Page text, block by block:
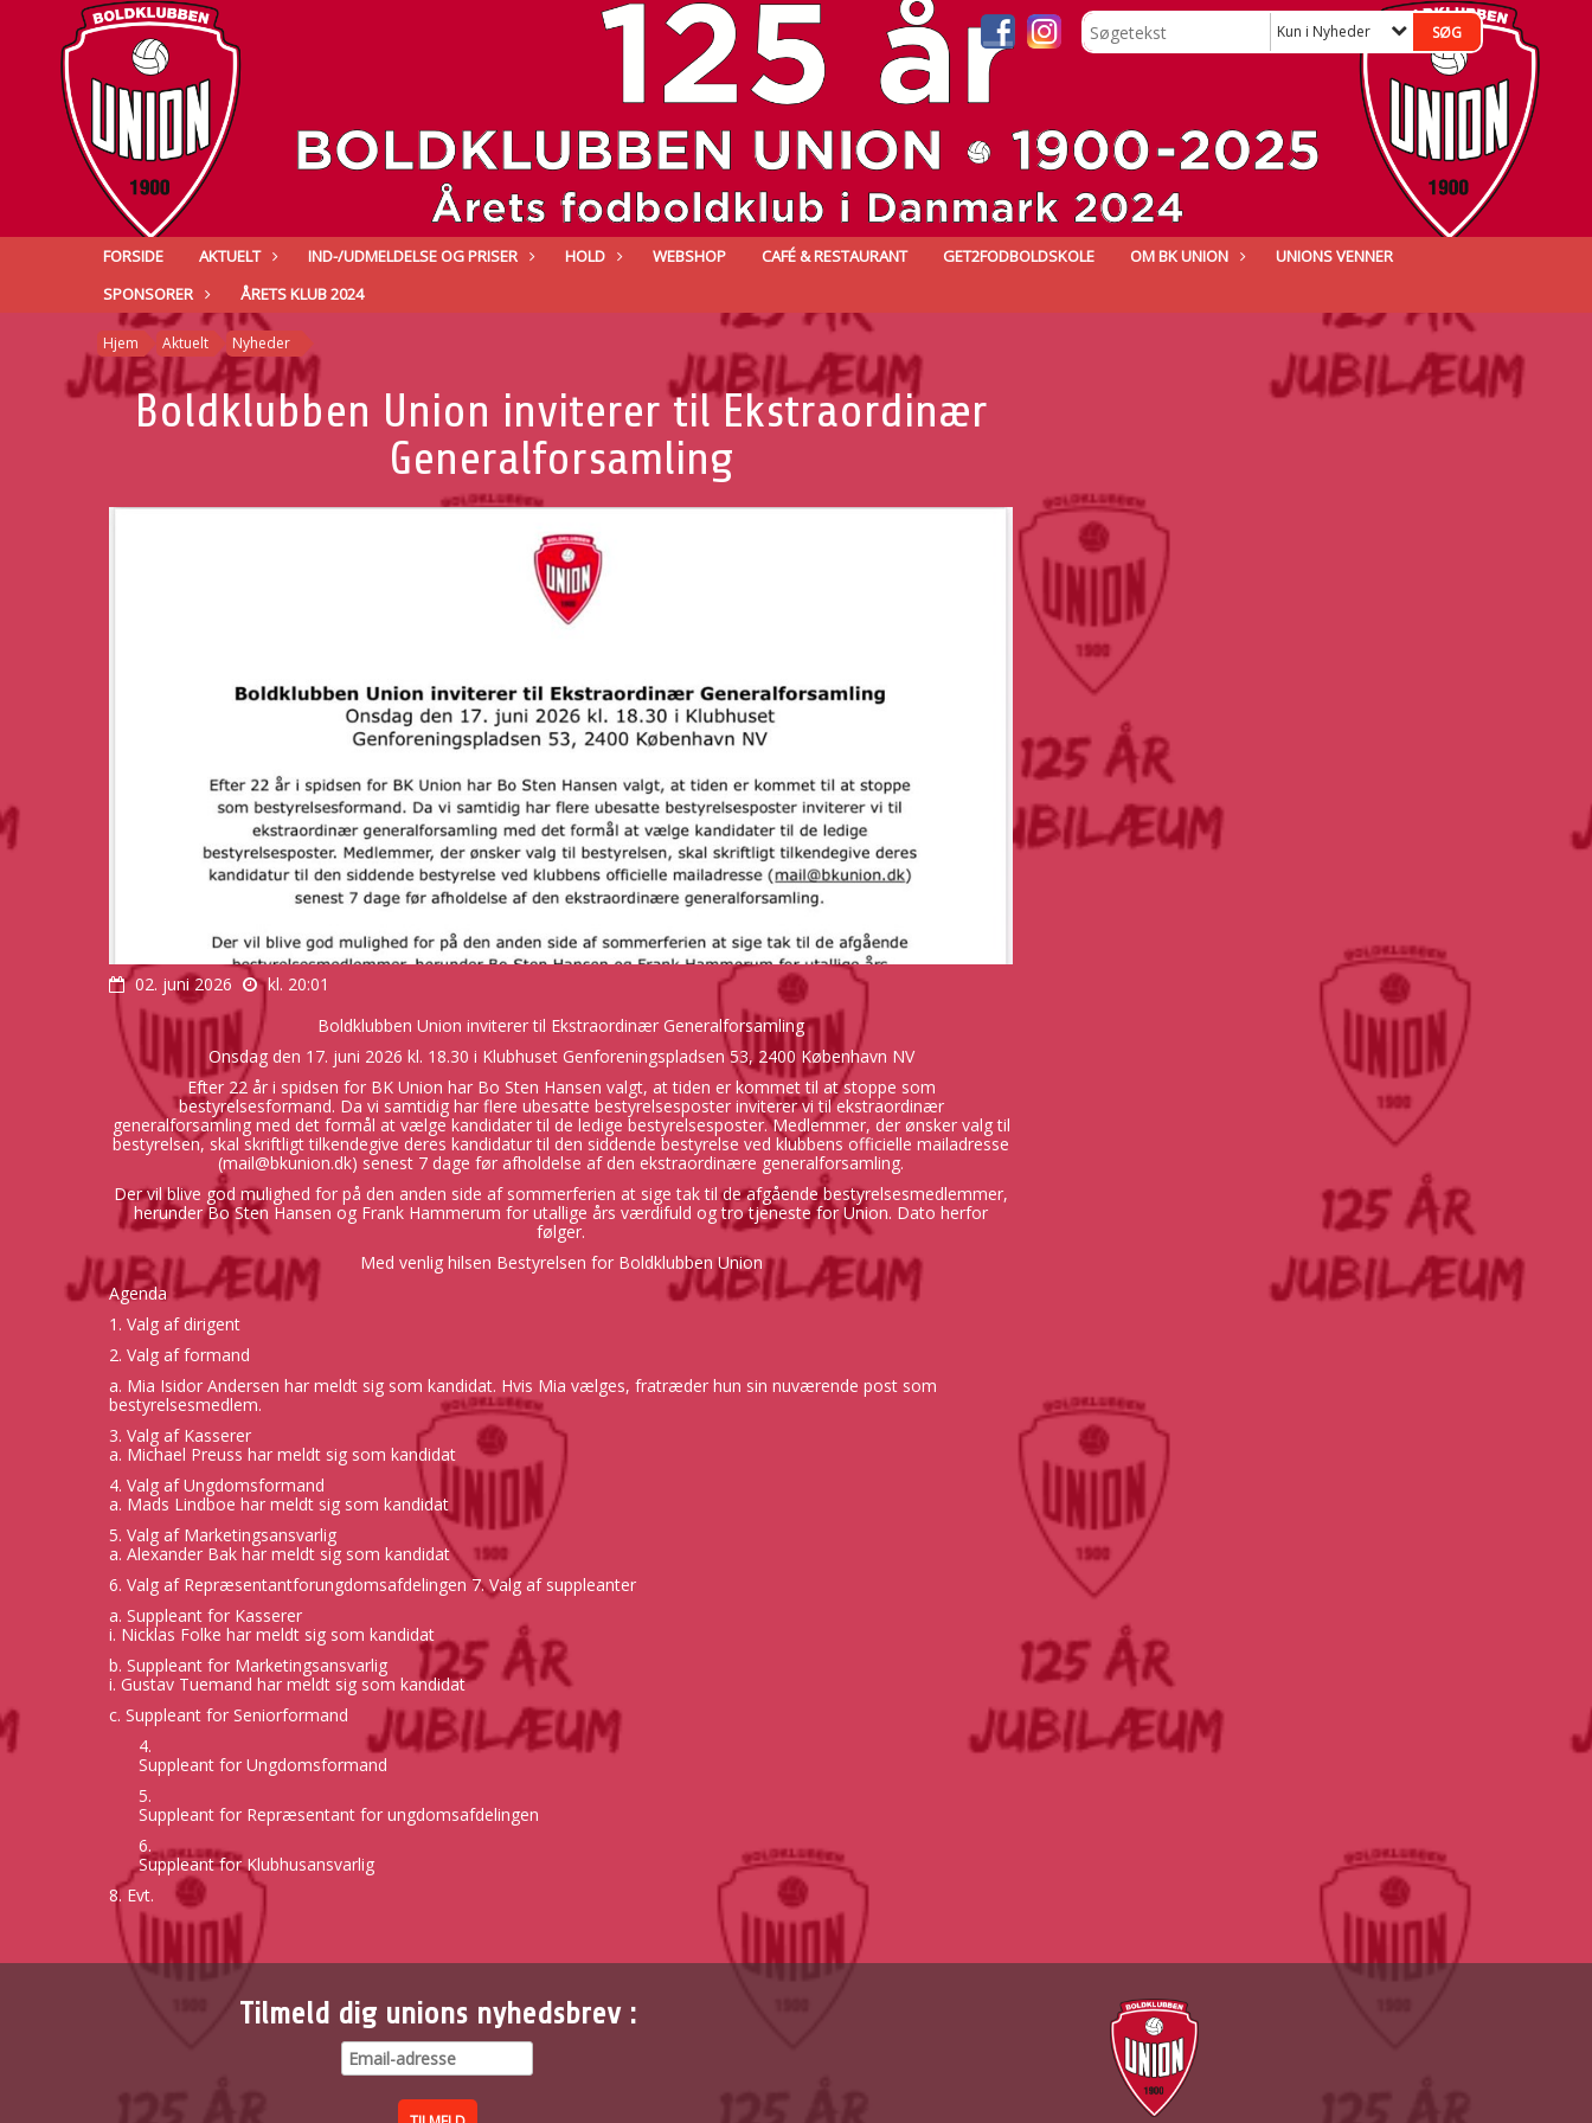
Kun i Nyheder
FORSIDE AKTUELT IND-/UDMELDELSE OG PRISER HOLD WEBSHOP CAFÉ & RESTAURANT GET2FODBOLDSKOLE OM BK UNION
UNIONS VENNER
SPONSORER
ÅRETS KLUB 2024
Hjem Aktuelt Nyheder
Boldklubben Union inviterer til Ekstraordinær
Generalforsamling
02. juni 2026
kl. 20:01
Boldklubben Union inviterer til Ekstraordinær Generalforsamling
Onsdag den 17. juni 2026 kl. 18.30 i Klubhuset Genforeningspladsen 53, 2400 København NV
Efter 22 år i spidsen for BK Union har Bo Sten Hansen valgt, at tiden er kommet til at stoppe som
bestyrelsesformand. Da vi samtidig har flere ubesatte bestyrelsesposter inviterer vi til ekstraordinær
generalforsamling med det formål at vælge kandidater til de ledige bestyrelsesposter. Medlemmer, der ønsker valg til
bestyrelsen, skal skriftligt tilkendegive deres kandidatur til den siddende bestyrelse ved klubbens officielle mailadresse
(mail@bkunion.dk) senest 7 dage før afholdelse af den ekstraordinære generalforsamling.
Der vil blive god mulighed for på den anden side af sommerferien at sige tak til de afgående bestyrelsesmedlemmer,
herunder Bo Sten Hansen og Frank Hammerum for utallige års værdifuld og tro tjeneste for Union. Dato herfor
følger.
Med venlig hilsen Bestyrelsen for Boldklubben Union
Agenda
1. Valg af dirigent
2. Valg af formand
a. Mia Isidor Andersen har meldt sig som kandidat. Hvis Mia vælges, fratræder hun sin nuværende post som
bestyrelsesmedlem.
3. Valg af Kasserer
a. Michael Preuss har meldt sig som kandidat
4. Valg af Ungdomsformand
a. Mads Lindboe har meldt sig som kandidat
5. Valg af Marketingsansvarlig
a. Alexander Bak har meldt sig som kandidat
6. Valg af Repræsentantforungdomsafdelingen 7. Valg af suppleanter
a. Suppleant for Kasserer
i. Nicklas Folke har meldt sig som kandidat
b. Suppleant for Marketingsansvarlig
i. Gustav Tuemand har meldt sig som kandidat
c. Suppleant for Seniorformand
Suppleant for Ungdomsformand
Suppleant for Repræsentant for ungdomsafdelingen
Suppleant for Klubhusansvarlig
8. Evt.
Tilmeld dig unions nyhedsbrev :